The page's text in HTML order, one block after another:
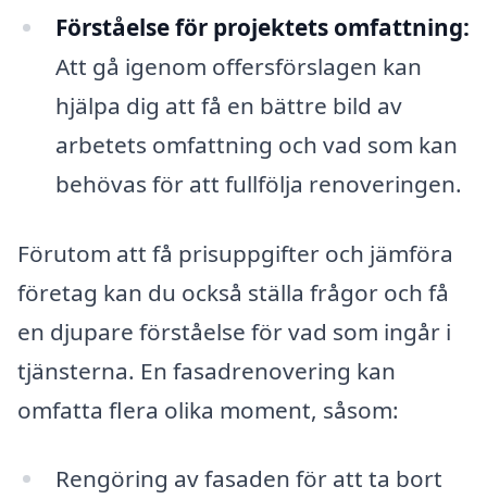
Förståelse för projektets omfattning:
Att gå igenom offersförslagen kan
hjälpa dig att få en bättre bild av
arbetets omfattning och vad som kan
behövas för att fullfölja renoveringen.
Förutom att få prisuppgifter och jämföra
företag kan du också ställa frågor och få
en djupare förståelse för vad som ingår i
tjänsterna. En fasadrenovering kan
omfatta flera olika moment, såsom:
Rengöring av fasaden för att ta bort